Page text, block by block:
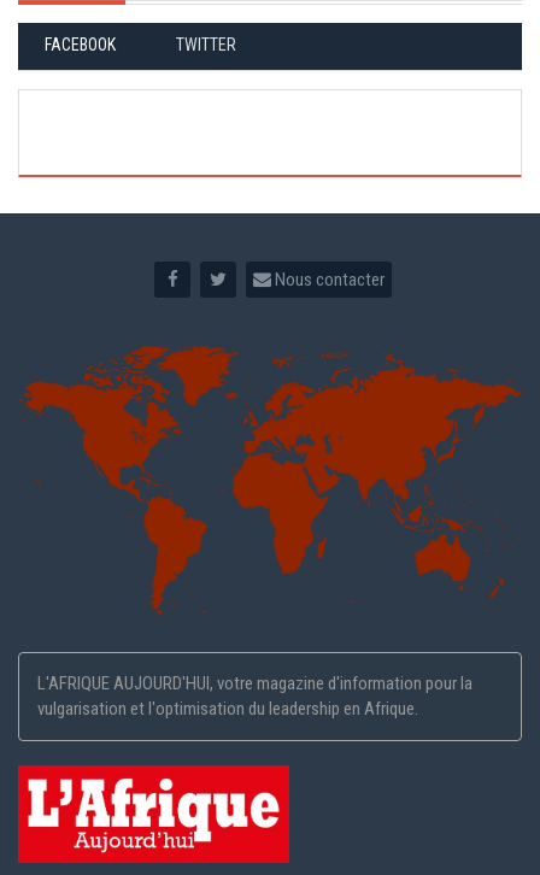
FACEBOOK TWITTER
Nous contacter
L'AFRIQUE AUJOURD'HUI, votre magazine d'information pour la
vulgarisation et l'optimisation du leadership en Afrique.